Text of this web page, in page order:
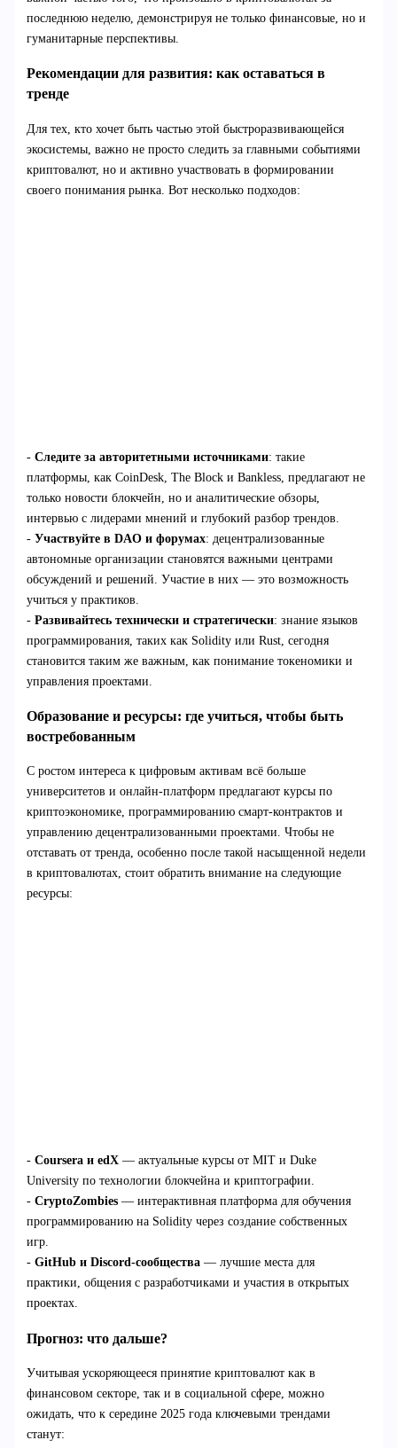
последнюю неделю, демонстрируя не только финансовые, но и
гуманитарные перспективы.
Рекомендации для развития: как оставаться в
тренде
Для тех, кто хочет быть частью этой быстроразвивающейся
экосистемы, важно не просто следить за главными событиями
криптовалют, но и активно участвовать в формировании
своего понимания рынка. Вот несколько подходов:
- Следите за авторитетными источниками: такие
платформы, как CoinDesk, The Block и Bankless, предлагают не
только новости блокчейн, но и аналитические обзоры,
интервью с лидерами мнений и глубокий разбор трендов.
- Участвуйте в DAO и форумах: децентрализованные
автономные организации становятся важными центрами
обсуждений и решений. Участие в них — это возможность
учиться у практиков.
- Развивайтесь технически и стратегически: знание языков
программирования, таких как Solidity или Rust, сегодня
становится таким же важным, как понимание токеномики и
управления проектами.
Образование и ресурсы: где учиться, чтобы быть
востребованным
С ростом интереса к цифровым активам всё больше
университетов и онлайн-платформ предлагают курсы по
криптоэкономике, программированию смарт-контрактов и
управлению децентрализованными проектами. Чтобы не
отставать от тренда, особенно после такой насыщенной недели
в криптовалютах, стоит обратить внимание на следующие
ресурсы:
- Coursera и edX— актуальные курсы от MIT и Duke
University по технологии блокчейна и криптографии.
- CryptoZombies— интерактивная платформа для обучения
программированию на Solidity через создание собственных
игр.
- GitHub и Discord-сообщества— лучшие места для
практики, общения с разработчиками и участия в открытых
проектах.
Прогноз: что дальше?
Учитывая ускоряющееся принятие криптовалют как в
финансовом секторе, так и в социальной сфере, можно
ожидать, что к середине 2025 года ключевыми трендами
станут: